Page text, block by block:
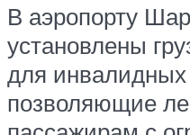
В аэропорту
установлены
для инвалидных
позволяющие